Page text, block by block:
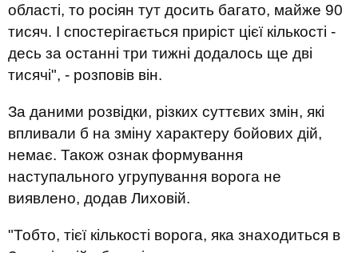
області, то росіян тут досить багато, майже 90
тисяч. І спостерігається приріст цієї кількості -
десь за останні три тижні додалось ще дві
тисячі", - розповів він.
За даними розвідки, різких суттєвих змін, які
впливали б на зміну характеру бойових дій,
немає. Також ознак формування
наступального угрупування ворога не
виявлено, додав Лиховій.
"Тобто, тієї кількості ворога, яка знаходиться в